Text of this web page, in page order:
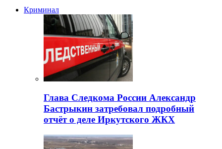
Криминал
Глава Следкома России Александр
Бастрыкин затребовал подробный
отчёт о деле Иркутского ЖКХ